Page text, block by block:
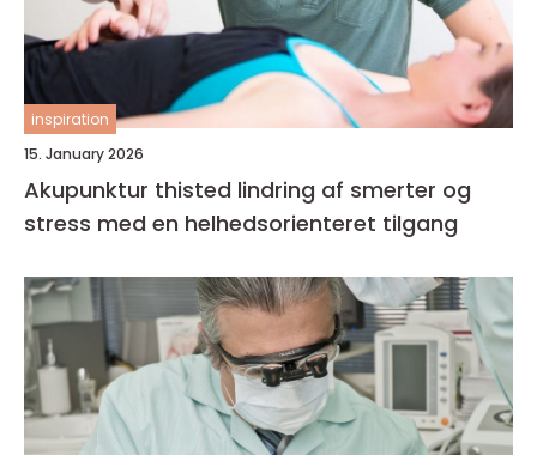
inspiration
15. January 2026
Akupunktur thisted lindring af smerter og
stress med en helhedsorienteret tilgang